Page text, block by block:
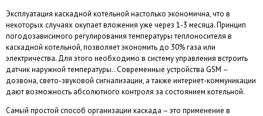
Эксплуатация каскадной котельной настолько экономична, что в
некоторых случаях окупает вложения уже через 1-3 месяца. Принцип
погодозависимого регулирования температуры теплоносителя в
каскадной котельной, позволяет экономить до 30% газа или
электричества. Для этого необходимо в систему управления встроить
датчик наружной температуры.. Современные устройства GSM –
дозвона, свето-звуковой сигнализации, а также интернет-коммуникации
дают возможность абсолютного контроля за состоянием котельной.
Самый простой способ организации каскада – это применение в